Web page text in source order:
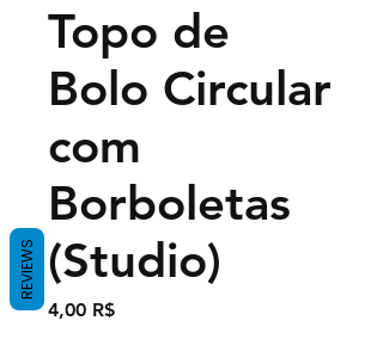
Topo de
Bolo Circular
com
Borboletas
(Studio)
4,00 R$Price
REVIEWS